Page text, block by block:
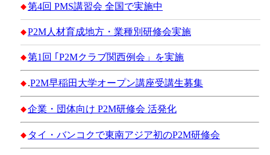
◆第4回 PMS講習会 全国で実施中
◆P2M人材育成地方・業種別研修会実施
◆第1回 ｢P2Mクラブ関西例会」を実施
◆ .P2M早稲田大学オープン講座受講生募集
◆企業・団体向け P2M研修会 活発化
◆ タイ・バンコクで東南アジア初のP2M研修会